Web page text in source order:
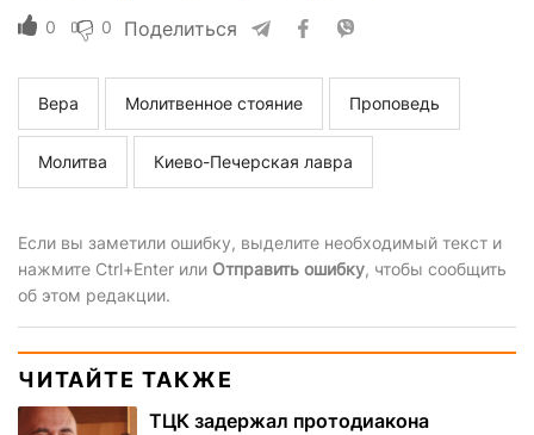
0 0 Поделиться
Вера Молитвенное стояние Проповедь
Молитва Киево-Печерская лавра
Если вы заметили ошибку, выделите необходимый текст и
нажмите Ctrl+Enter или Отправить ошибку, чтобы сообщить
об этом редакции.
ЧИТАЙТЕ ТАКЖЕ
ТЦК задержал протодиакона